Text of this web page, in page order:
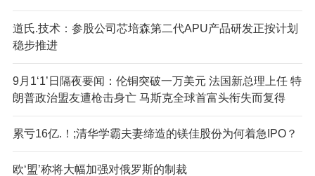
道氏.技术：参股公司芯培森第二代APU产品研发正按计划
稳步推进
9月1‘1’日隔夜要闻：伦铜突破一万美元 法国新总理上任 特
朗普政治盟友遭枪击身亡 马斯克全球首富头衔失而复得
累亏16亿.！;清华学霸夫妻缔造的镁佳股份为何着急IPO？
欧‘盟’称将大幅加强对俄罗斯的制裁